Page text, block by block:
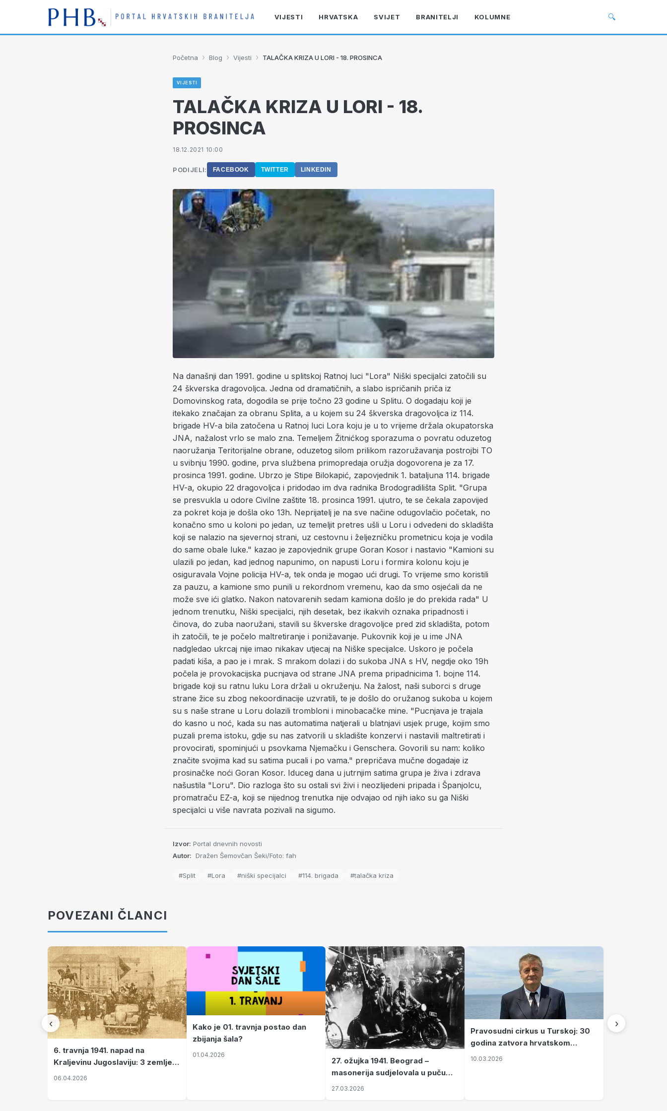
VIJESTI HRVATSKA SVIJET BRANITELJI KOLUMNE 🔍
Početna › Blog › Vijesti › TALAČKA KRIZA U LORI - 18. PROSINCA
VIJESTI
TALAČKA KRIZA U LORI - 18.
PROSINCA
18.12.2021 10:00
PODIJELI: FACEBOOK TWITTER LINKEDIN
Na današnji dan 1991. godine u splitskoj Ratnoj luci "Lora" Niški specijalci zatočili su
24 škverska dragovoljca. Jedna od dramatičnih, a slabo ispričanih priča iz
Domovinskog rata, dogodila se prije točno 23 godine u Splitu. O dogadaju koji je
itekako značajan za obranu Splita, a u kojem su 24 škverska dragovoljca iz 114.
brigade HV-a bila zatočena u Ratnoj luci Lora koju je u to vrijeme držala okupatorska
JNA, nažalost vrlo se malo zna. Temeljem Žitnićkog sporazuma o povratu oduzetog
naoružanja Teritorijalne obrane, oduzetog silom prilikom razoružavanja postrojbi TO
u svibnju 1990. godine, prva službena primopredaja oružja dogovorena je za 17.
prosinca 1991. godine. Ubrzo je Stipe Bilokapić, zapovjednik 1. bataljuna 114. brigade
HV-a, okupio 22 dragovoljca i pridodao im dva radnika Brodogradilišta Split. "Grupa
se presvukla u odore Civilne zaštite 18. prosinca 1991. ujutro, te se čekala zapovijed
za pokret koja je došla oko 13h. Neprijatelj je na sve načine odugovlačio početak, no
konačno smo u koloni po jedan, uz temeljit pretres ušli u Loru i odvedeni do skladišta
koji se nalazio na sjevernoj strani, uz cestovnu i željezničku prometnicu koja je vodila
do same obale luke." kazao je zapovjednik grupe Goran Kosor i nastavio "Kamioni su
ulazili po jedan, kad jednog napunimo, on napusti Loru i formira kolonu koju je
osiguravala Vojne policija HV-a, tek onda je mogao ući drugi. To vrijeme smo koristili
za pauzu, a kamione smo punili u rekordnom vremenu, kao da smo osjećali da ne
može sve ići glatko. Nakon natovarenih sedam kamiona došlo je do prekida rada" U
jednom trenutku, Niški specijalci, njih desetak, bez ikakvih oznaka pripadnosti i
činova, do zuba naoružani, stavili su škverske dragovoljce pred zid skladišta, potom
ih zatočili, te je počelo maltretiranje i ponižavanje. Pukovnik koji je u ime JNA
nadgledao ukrcaj nije imao nikakav utjecaj na Niške specijalce. Uskoro je počela
padati kiša, a pao je i mrak. S mrakom dolazi i do sukoba JNA s HV, negdje oko 19h
počela je provokacijska pucnjava od strane JNA prema pripadnicima 1. bojne 114.
brigade koji su ratnu luku Lora držali u okruženju. Na žalost, naši suborci s druge
strane žice su zbog nekoordinacije uzvratili, te je došlo do oružanog sukoba u kojem
su s naše strane u Loru dolazili trombloni i minobacačke mine. "Pucnjava je trajala
do kasno u noć, kada su nas automatima natjerali u blatnjavi usjek pruge, kojim smo
puzali prema istoku, gdje su nas zatvorili u skladište konzervi i nastavili maltretirati i
provocirati, spominjući u psovkama Njemačku i Genschera. Govorili su nam: koliko
značite svojima kad su satima pucali i po vama." prepričava mučne dogadaje iz
prosinačke noći Goran Kosor. Iduceg dana u jutrnjim satima grupa je živa i zdrava
našustila "Loru". Dio razloga što su ostali svi živi i neozlijedeni pripada i Španjolcu,
promatraču EZ-a, koji se nijednog trenutka nije odvajao od njih iako su ga Niški
specijalci u više navrata pozivali na sigumo.
Izvor: Portal dnevnih novosti
Autor: Dražen Šemovčan Šeki/Foto: fah
#Split #Lora #niški specijalci #114. brigada #talačka kriza
POVEZANI ČLANCI
‹
6. travnja 1941. napad na
Kraljevinu Jugoslaviju: 3 zemlje
nastale njenim raspadom
06.04.2026
Kako je 01. travnja postao dan
zbijanja šala?
01.04.2026
27. ožujka 1941. Beograd –
masonerija sudjelovala u puču
koji je Jugoslaviju odveo u krvavi
27.03.2026
Pravosudni cirkus u Turskoj: 30
godina zatvora hrvatskom
kapetanu kojeg su sami pustili
10.03.2026
›